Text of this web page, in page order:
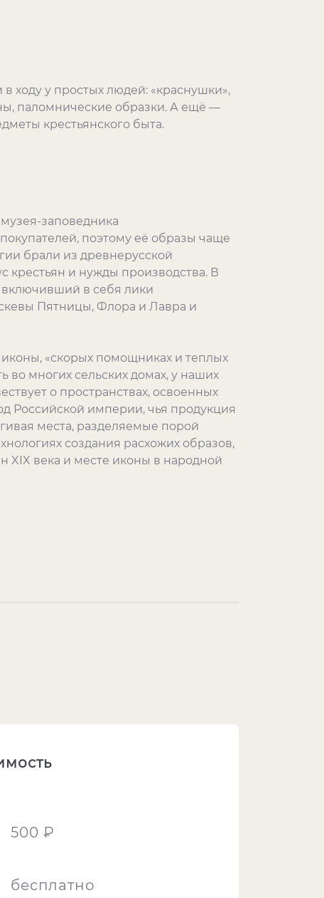
ходу у простых людей: «краснушки»,
паломнические образки. А ещё —
крестьянского быта.
заповедника
поэтому её образы чаще
брали из древнерусской
крестьян и нужды производства. В
в себя лики
Пятницы, Флора и Лавра и
«скорых помощниках и теплых
во многих сельских домах, у наших
о пространствах, освоенных
Российской империи, чья продукция
места, разделяемые порой
создания расхожих образов,
XIX века и месте иконы в народной
500 ₽
бесплатно